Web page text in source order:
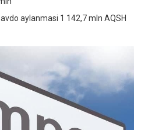
aylanmasi 1 142,7 mln AQSH